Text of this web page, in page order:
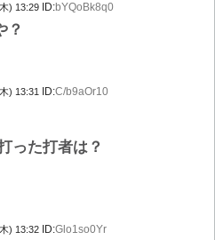
) 13:29 ID:bYQoBk8q0
？
) 13:31 ID:C/b9aOr10
った打者は？
) 13:32 ID:Glo1so0Yr